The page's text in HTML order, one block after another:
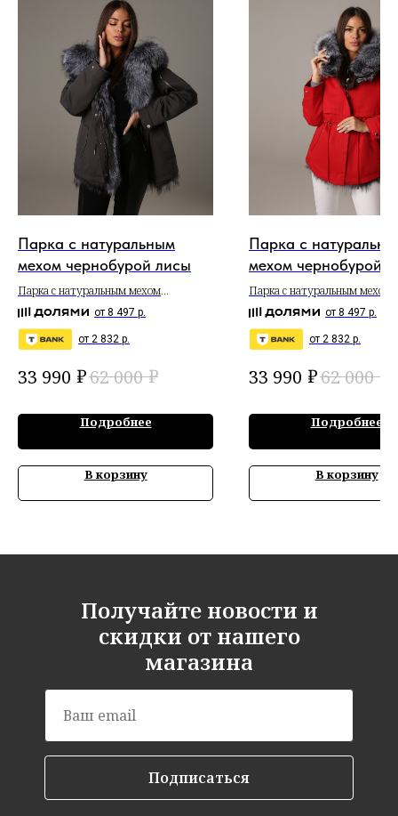
Парка с натуральным
мехом чернобурой лисы
Парка с натуральным мехом
чернобурой лисыот 8 497 р.
от 2 832 р.
33 990 ₽62 000 ₽
Подробнее
В корзину
Парка с
мехом чернобурой
Парка с натуральным мехом
чернобурой лисыот 8 497 р.
от 2 832 р.
33 990 ₽62 000 ₽
Подробнее
В корзину
Получайте новости и
скидки от нашего
магазина
Подписаться